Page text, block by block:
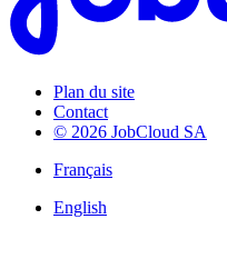
Plan du site
Contact
© 2026 JobCloud SA
Français
English